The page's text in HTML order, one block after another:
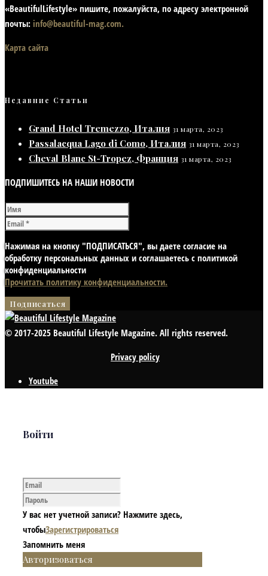
«BeautifulLifestyle» пишите, пожалуйста, по адресу электронной
почты: info@beautiful-mag.com.
Карта сайта
Недавние Статьи
Grand Hotel Tremezzo, Италия 31 марта, 2023
Passalacqua Lago di Como, Италия 31 марта, 2023
Cheval Blanc St-Tropez, Франция 31 марта, 2023
ПОДПИШИТЕСЬ НА НАШИ НОВОСТИ
Нажимая на кнопку "ПОДПИСАТЬСЯ", вы даете согласие на
обработку персональных данных и соглашаетесь с политикой
конфиденциальности
Прочитать политику конфиденциальности.
© 2017-2025 Beautiful Lifestyle Magazine. All rights reserved.
Privacy policy
Youtube
Войти
У вас нет учетной записи? Нажмите здесь,
чтобыЗарегистрироваться
Запомнить меня
Авторизоваться